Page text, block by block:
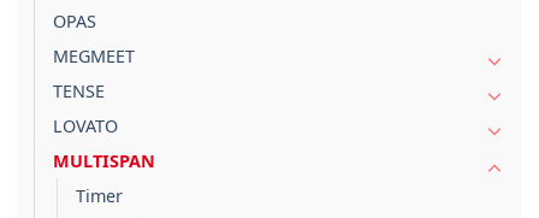
OPAS
MEGMEET
TENSE
LOVATO
MULTISPAN
Timer